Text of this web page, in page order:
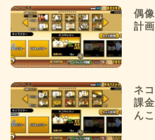
偶
計
ネ
課
ん